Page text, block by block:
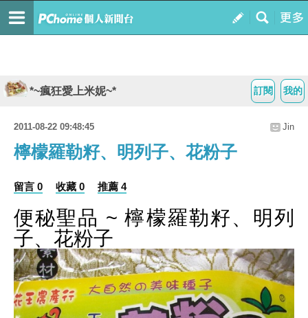
我的
訂閱
*~瘋狂愛上米妮~*
2011-08-22 09:48:45 Jin
檸檬羅勒籽、明列子、花粉子
留言 0 收藏 0 推薦 4
便秘聖品 ~ 檸檬羅勒籽、明列
子、花粉子